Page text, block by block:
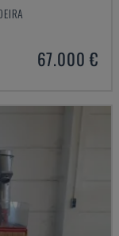
67.000 €